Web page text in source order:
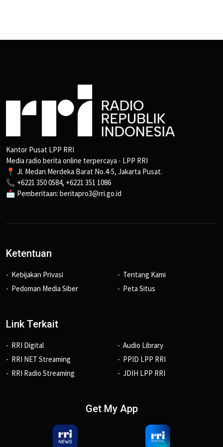
Kantor Pusat LPP RRI
Media radio berita online terpercaya - LPP RRI
📍 Jl. Medan Merdeka Barat No.4-5, Jakarta Pusat.
📞 +6221 350 0584, +6221 351 1086
📩 Pemberitaan: beritapro3@rri.go.id
Ketentuan
Kebijakan Privasi
Pedoman Media Siber
Tentang Kami
Peta Situs
Link Terkait
RRI Digital
RRI NET Streaming
RRI Radio Streaming
Audio Library
PPID LPP RRI
JDIH LPP RRI
Get My App